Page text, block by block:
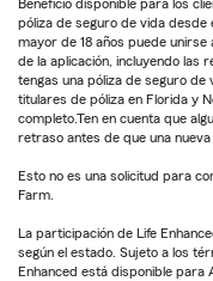
Beneficio disponible para los
póliza de seguro de vida desde
mayor de 18 años puede unirse
de la aplicación, incluyendo las
tengas una póliza de seguro de
titulares de póliza en Florida y
completo.Ten en cuenta que
retraso antes de que una
Esto no es una solicitud para
Farm.
La participación de Life
según el estado. Sujeto a los
Enhanced está disponible para